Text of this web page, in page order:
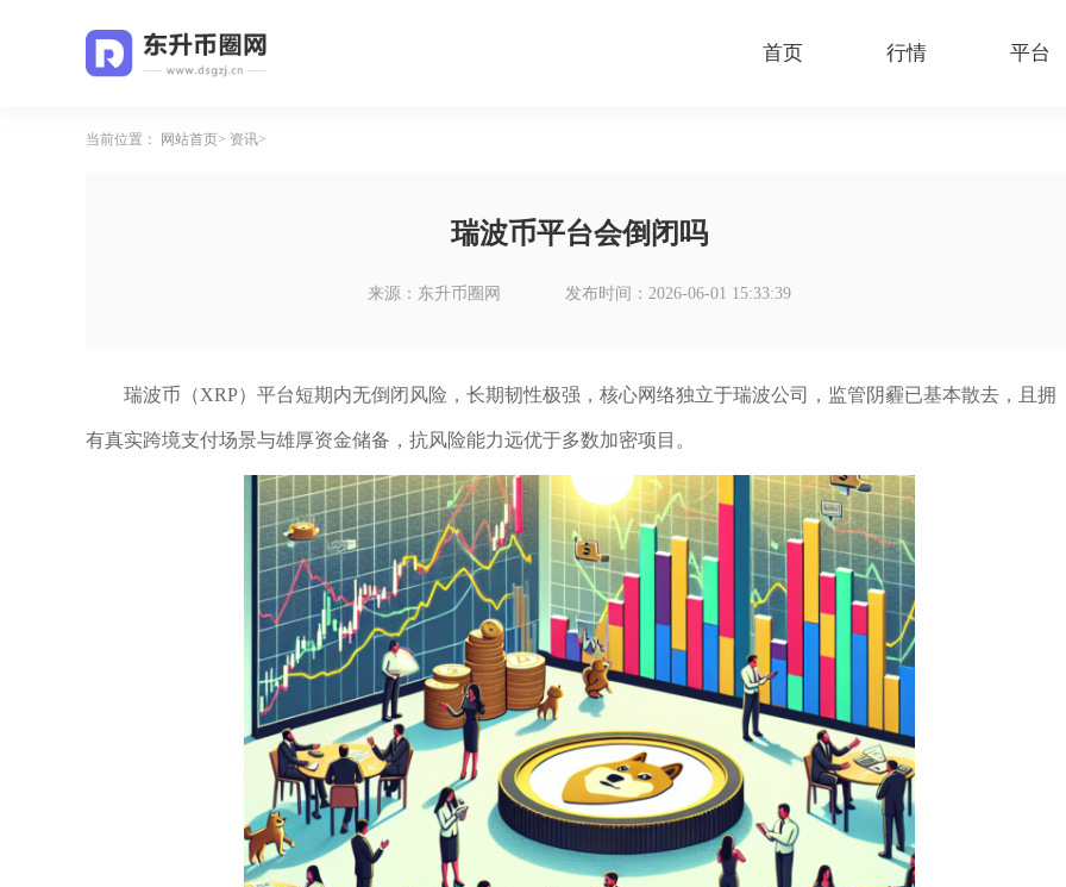
首页 行情 平台
当前位置： 网站首页 资讯
瑞波币平台会倒闭吗
来源：东升币圈网 发布时间：2026-06-01 15:33:39
瑞波币（XRP）平台短期内无倒闭风险，长期韧性极强，核心网络独立于瑞波公司，监管阴霾已基本散去，且拥
有真实跨境支付场景与雄厚资金储备，抗风险能力远优于多数加密项目。